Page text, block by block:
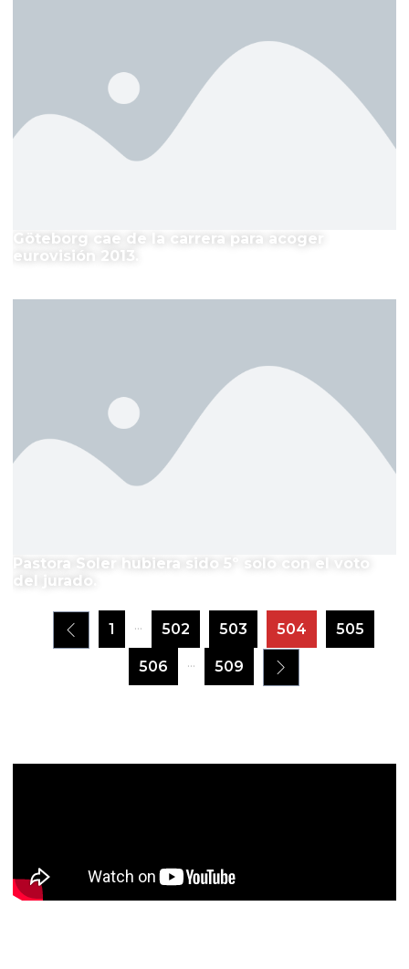
Göteborg cae de la carrera para acoger
eurovisión 2013.
Pastora Soler hubiera sido 5º solo con el voto
del jurado.
1 ... 502 503 504 505
506 ... 509